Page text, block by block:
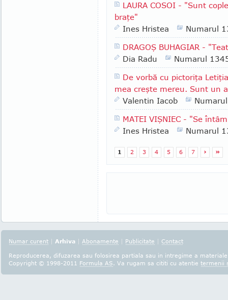
LAURA COSOI - "Sunt
braţe"
Ines Hristea
Numarul
DRAGOŞ BUHAGIAR -
Dia Radu
Numarul
De vorbă cu pictoriţa
mea creşte mereu. Sunt un
Valentin Iacob
MATEI VIŞNIEC - "Se
Ines Hristea
Numarul
1 2 3 4 5 6 7 › »
Numar curent | Arhiva | Abonamente | Publicitate | Contact
Reproducerea, difuzarea sau folosirea partiala sau in intregime a
Copyright © 1998-2011 Formula AS. Va rugam sa cititi cu atentie termenii